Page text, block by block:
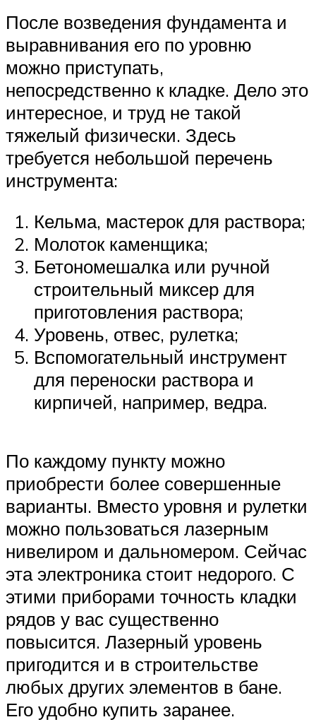
После возведения фундамента и
выравнивания его по уровню
можно приступать,
непосредственно к кладке. Дело это
интересное, и труд не такой
тяжелый физически. Здесь
требуется небольшой перечень
инструмента:
Кельма, мастерок для раствора;
Молоток каменщика;
Бетономешалка или ручной
строительный миксер для
приготовления раствора;
Уровень, отвес, рулетка;
Вспомогательный инструмент
для переноски раствора и
кирпичей, например, ведра.
По каждому пункту можно
приобрести более совершенные
варианты. Вместо уровня и рулетки
можно пользоваться лазерным
нивелиром и дальномером. Сейчас
эта электроника стоит недорого. С
этими приборами точность кладки
рядов у вас существенно
повысится. Лазерный уровень
пригодится и в строительстве
любых других элементов в бане.
Его удобно купить заранее.